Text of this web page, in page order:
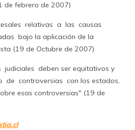
de febrero de 2007)
relativas a las causas
bajo la aplicación de la
(19 de Octubre de 2007)
deben ser equitativos y
de controversias con los estados,
esas controversias" (19 de